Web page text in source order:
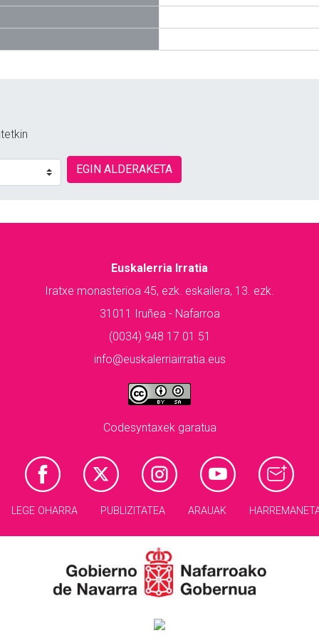
EGIN ALDERAKETA
Euskalerria Irratia
Iratxe monasterioa 45, ezk. eskailera, 13. ezk.
31011 Iruñea - Nafarroa
(0034) 948 17 01 51
info@euskalerriairratia.eus
Codesyntaxek garatua
LEGE OHARRA PUBLIZITATEA ARAUAK